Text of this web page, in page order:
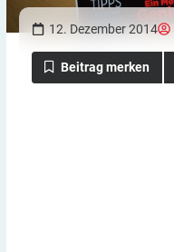
12. Dezember 2014